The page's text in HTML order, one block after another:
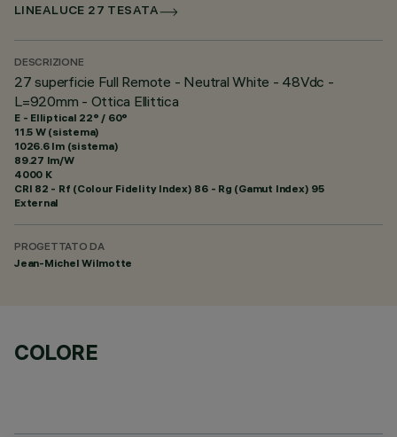
LINEALUCE 27 TESATA
DESCRIZIONE
27 superficie Full Remote - Neutral White - 48Vdc -
L=920mm - Ottica Ellittica
E - Elliptical 22° / 60°
11.5 W (sistema)
1026.6 lm (sistema)
89.27 lm/W
4000 K
CRI 82 - Rf (Colour Fidelity Index) 86 - Rg (Gamut Index) 95
External
PROGETTATO DA
Jean-Michel Wilmotte
COLORE